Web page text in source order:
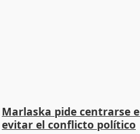
Marlaska pide centrarse
evitar el conflicto político